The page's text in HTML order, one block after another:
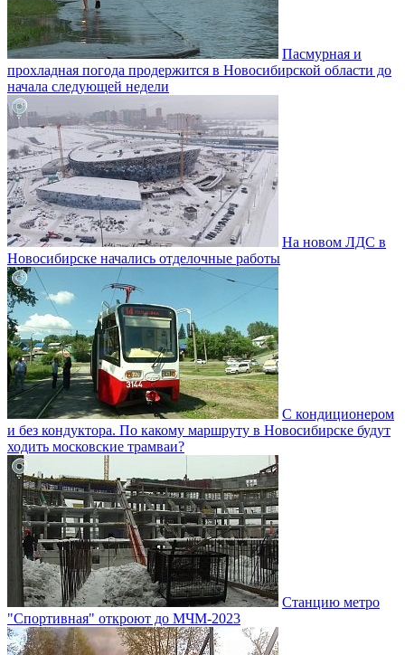
Пасмурная и
прохладная погода продержится в Новосибирской области до
начала следующей недели
На новом ЛДС в
Новосибирске начались отделочные работы
С кондиционером
и без кондуктора. По какому маршруту в Новосибирске будут
ходить московские трамваи?
Станцию метро
"Спортивная" откроют до МЧМ-2023